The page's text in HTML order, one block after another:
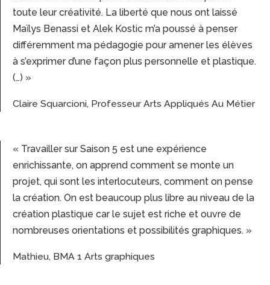
toute leur créativité. La liberté que nous ont laissé
Maïlys Benassi et Alek Kostic m’a poussé à penser
différemment ma pédagogie pour amener les élèves
à s’exprimer d’une façon plus personnelle et plastique.
(…) »
Claire Squarcioni, Professeur Arts Appliqués Au Métier
« Travailler sur Saison 5 est une expérience
enrichissante, on apprend comment se monte un
projet, qui sont les interlocuteurs, comment on pense
la création. On est beaucoup plus libre au niveau de la
création plastique car le sujet est riche et ouvre de
nombreuses orientations et possibilités graphiques. »
Mathieu, BMA 1 Arts graphiques